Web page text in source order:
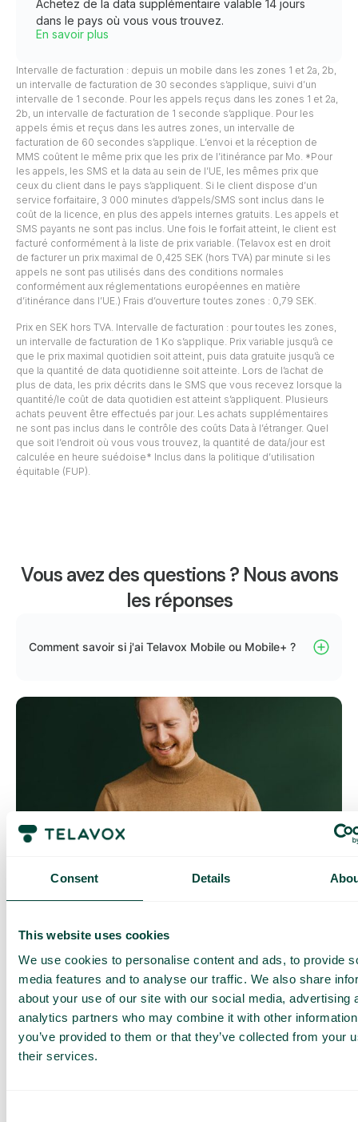
Consent Details
This website uses cookies
We use cookies to personalise content and ads, to provide
media features and to analyse our traffic. We also share
about your use of our site with our social media, advertising
analytics partners who may combine it with other
you’ve provided to them or that they’ve collected from your
their services.
Achetez de la data supplémentaire valable 14 jours
dans le pays où vous vous trouvez.
En savoir plus
Intervalle de facturation : depuis un mobile dans les zones 1 et 2a, 2b,
un intervalle de facturation de 30 secondes s’applique, suivi d’un
intervalle de 1 seconde. Pour les appels reçus dans les zones 1 et 2a,
2b, un intervalle de facturation de 1 seconde s’applique. Pour les
appels émis et reçus dans les autres zones, un intervalle de
facturation de 60 secondes s’applique. L’envoi et la réception de
MMS coûtent le même prix que les prix de l’itinérance par Mo. *Pour
les appels, les SMS et la data au sein de l’UE, les mêmes prix que
ceux du client dans le pays s’appliquent. Si le client dispose d’un
service forfaitaire, 3 000 minutes d’appels/SMS sont inclus dans le
coût de la licence, en plus des appels internes gratuits. Les appels et
SMS payants ne sont pas inclus. Une fois le forfait atteint, le client est
facturé conformément à la liste de prix variable. (Telavox est en droit
de facturer un prix maximal de 0,425 SEK (hors TVA) par minute si les
appels ne sont pas utilisés dans des conditions normales
conformément aux réglementations européennes en matière
d’itinérance dans l’UE.) Frais d’ouverture toutes zones : 0,79 SEK.
Prix en SEK hors TVA. Intervalle de facturation : pour toutes les zones,
un intervalle de facturation de 1 Ko s’applique. Prix variable jusqu’à ce
que le prix maximal quotidien soit atteint, puis data gratuite jusqu’à ce
que la quantité de data quotidienne soit atteinte. Lors de l’achat de
plus de data, les prix décrits dans le SMS que vous recevez lorsque la
quantité/le coût de data quotidien est atteint s’appliquent. Plusieurs
achats peuvent être effectués par jour. Les achats supplémentaires
ne sont pas inclus dans le contrôle des coûts Data à l’étranger. Quel
que soit l’endroit où vous vous trouvez, la quantité de data/jour est
calculée en heure suédoise* Inclus dans la politique d’utilisation
équitable (FUP).
Vous avez des questions ? Nous avons
les réponses
Comment savoir si j'ai Telavox Mobile ou Mobile+ ?
mieux contrôler vos coûts quotidiens lorsque vous surfez en
dehors de l’UE/EEE.
maximal prédéterminé. Une fois que vous avez consommé
cette quantité de data, vous recevez un SMS et avez la
possibilité d’acheter plus de data si nécessaire.
Comment ça marche